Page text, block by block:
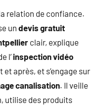
relation de confiance.
undevis gratuit
clair, explique
l’inspection vidéo
et après, et s’engage sur
canalisation. Il veille
utilise des produits